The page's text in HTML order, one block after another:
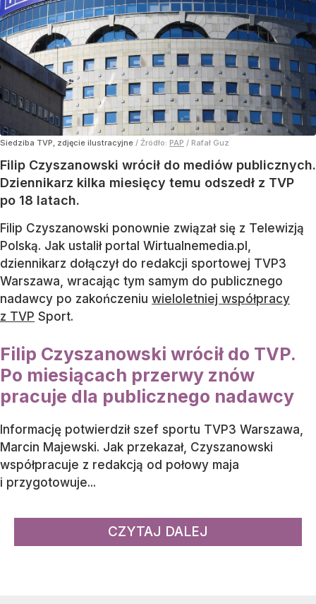
Siedziba TVP, zdjęcie ilustracyjne / Źródło: PAP / Rafał Guz
Filip Czyszanowski wrócił do mediów publicznych.
Dziennikarz kilka miesięcy temu odszedł z TVP
po 18 latach.
Filip Czyszanowski ponownie związał się z Telewizją
Polską. Jak ustalił portal Wirtualnemedia.pl,
dziennikarz dołączył do redakcji sportowej TVP3
Warszawa, wracając tym samym do publicznego
nadawcy po zakończeniu wieloletniej współpracy
z TVP Sport.
Filip Czyszanowski wrócił do TVP.
Po miesiącach przerwy znów
pracuje dla publicznego nadawcy
Informację potwierdził szef sportu TVP3 Warszawa,
Marcin Majewski. Jak przekazał, Czyszanowski
współpracuje z redakcją od połowy maja
i przygotowuje...
CZYTAJ DALEJ